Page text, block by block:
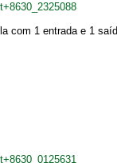
com 1 entrada e 1